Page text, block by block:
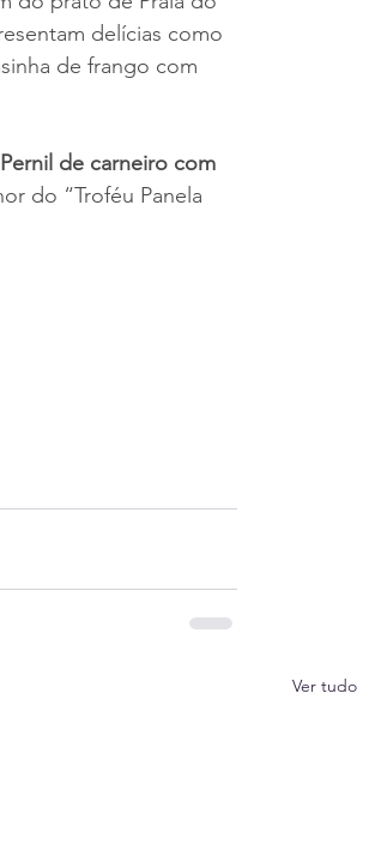
delícias como
de frango com
de carneiro com
do “Troféu Panela
Ver tudo